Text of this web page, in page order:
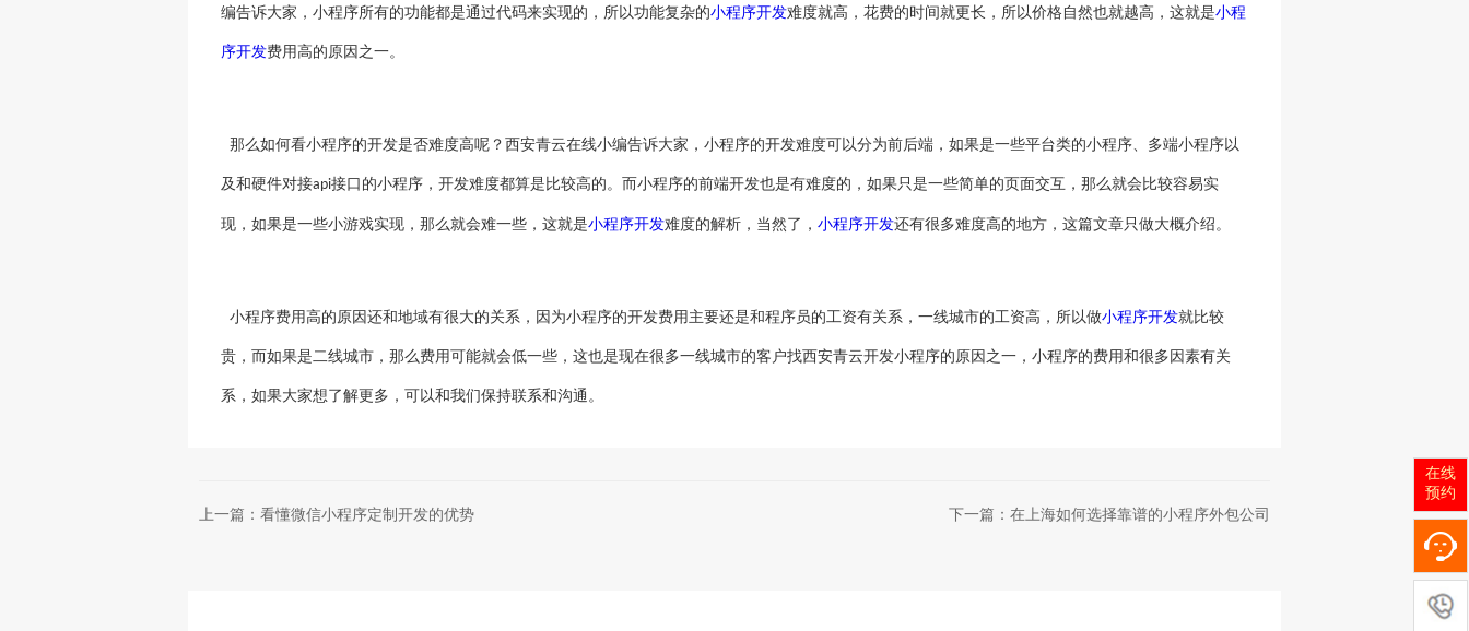
编告诉大家，小程序所有的功能都是通过代码来实现的，所以功能复杂的小程序开发难度就高，花费的时间就更长，所以价格自然也就越高，这就是小程
序开发费用高的原因之一。
那么如何看小程序的开发是否难度高呢？西安青云在线小编告诉大家，小程序的开发难度可以分为前后端，如果是一些平台类的小程序、多端小程序以
及和硬件对接api接口的小程序，开发难度都算是比较高的。而小程序的前端开发也是有难度的，如果只是一些简单的页面交互，那么就会比较容易实
现，如果是一些小游戏实现，那么就会难一些，这就是小程序开发难度的解析，当然了， 小程序开发还有很多难度高的地方，这篇文章只做大概介绍。
小程序费用高的原因还和地域有很大的关系，因为小程序的开发费用主要还是和程序员的工资有关系，一线城市的工资高，所以做小程序开发就比较
贵，而如果是二线城市，那么费用可能就会低一些，这也是现在很多一线城市的客户找西安青云开发小程序的原因之一，小程序的费用和很多因素有关
系，如果大家想了解更多，可以和我们保持联系和沟通。
上一篇：看懂微信小程序定制开发的优势 下一篇：在上海如何选择靠谱的小程序外包公司
在线
预约